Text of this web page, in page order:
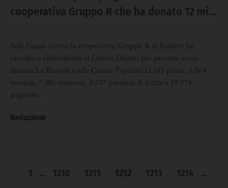
cooperativa Gruppo R che ha donato 12 mila
Solo l’anno scorso la cooperativa Gruppo R di Padova ha
raccolto e ridistribuito al Centro Diurno per persone senza
dimora La Bussola e alle Cucine Popolari 12.013 primi, 2.864
secondi, 7.386 contorni, 4.517 porzioni di frutta e 19.974
pagnotte.
Redazione
1 … 1210 1211 1212 1213 1214
…